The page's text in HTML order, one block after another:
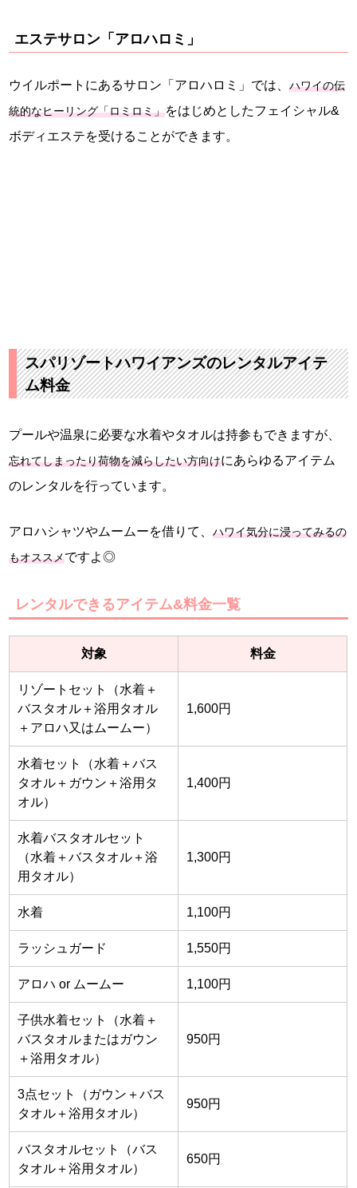
エステサロン「アロハロミ」
ウイルポートにあるサロン「アロハロミ」では、ハワイの伝
統的なヒーリング「ロミロミ」をはじめとしたフェイシャル&
ボディエステを受けることができます。
スパリゾートハワイアンズのレンタルアイテ
ム料金
プールや温泉に必要な水着やタオルは持参もできますが、
忘れてしまったり荷物を減らしたい方向けにあらゆるアイテム
のレンタルを行っています。
アロハシャツやムームーを借りて、ハワイ気分に浸ってみるの
もオススメですよ◎
レンタルできるアイテム&料金一覧
対象 料金
リゾートセット（水着＋
バスタオル＋浴用タオル
＋アロハ又はムームー）
1,600円
水着セット（水着＋バス
タオル＋ガウン＋浴用タ
オル）
1,400円
水着バスタオルセット
（水着＋バスタオル＋浴
用タオル）
1,300円
水着 1,100円
ラッシュガード 1,550円
アロハ or ムームー 1,100円
子供水着セット（水着＋
バスタオルまたはガウン
＋浴用タオル）
950円
3点セット（ガウン＋バス
タオル＋浴用タオル）
950円
バスタオルセット（バス
タオル＋浴用タオル）
650円